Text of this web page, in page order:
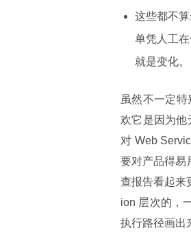
这些都不
单凭人工
就是变化。
虽然不一定
欢它是因为他
对 Web
要对产品得易
查报告看起来
ion 层次的，
执行路径画出